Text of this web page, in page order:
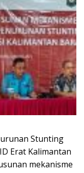
Stunting
Erat Kalimantan
mekanisme